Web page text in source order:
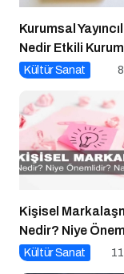
Kurumsal
Nedir Etkili
Yayıncılık İçin 10
Kültür Sanat
Kişisel
Nedir? Niye
Kişisel
Kültür Sanat